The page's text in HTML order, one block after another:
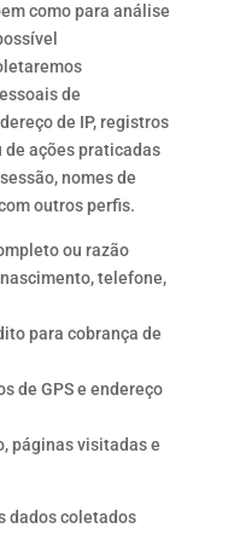
como para análise
de
de IP, registros
de ações praticadas
nomes de
outros perfis.
ou razão
telefone,
para cobrança de
de GPS e endereço
páginas visitadas e
dados coletados